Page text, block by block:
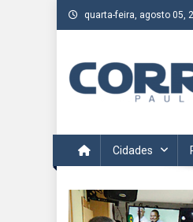
Skip
to
quarta-feira, agosto 05,
Acompanhe as últimas
Cidades